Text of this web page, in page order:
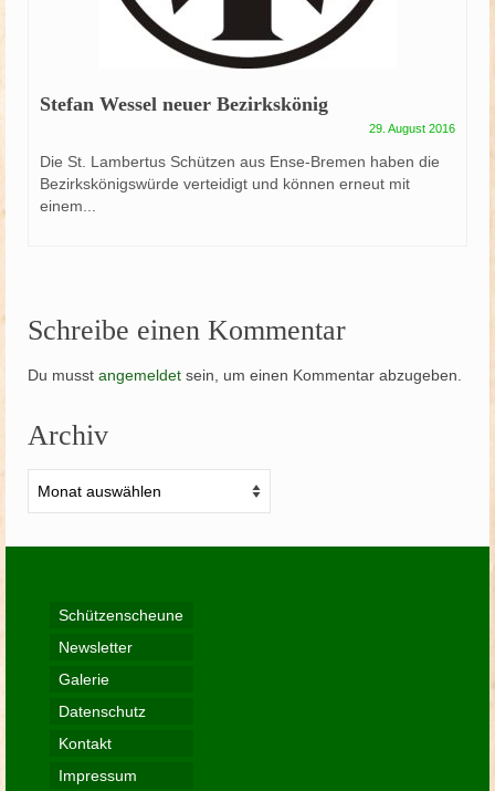
Stefan Wessel neuer Bezirkskönig
29. August 2016
Die St. Lambertus Schützen aus Ense-Bremen haben die
Bezirkskönigswürde verteidigt und können erneut mit
einem...
Schreibe einen Kommentar
Du musst angemeldet sein, um einen Kommentar abzugeben.
Archiv
Schützenscheune
Newsletter
Galerie
Datenschutz
Kontakt
Impressum